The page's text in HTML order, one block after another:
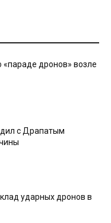
«параде дронов» возле
с Драпатым
ударных дронов в